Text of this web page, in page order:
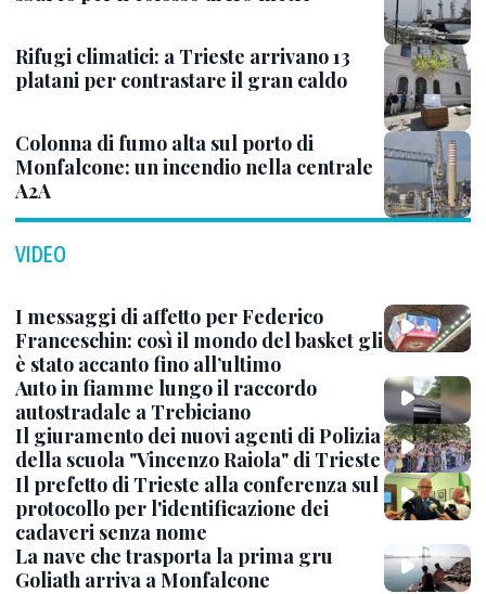
Rifugi climatici: a Trieste arrivano 13
platani per contrastare il gran caldo
Colonna di fumo alta sul porto di
Monfalcone: un incendio nella centrale
A2A
VIDEO
I messaggi di affetto per Federico
Franceschin: così il mondo del basket gli
è stato accanto fino all’ultimo
Auto in fiamme lungo il raccordo
autostradale a Trebiciano
Il giuramento dei nuovi agenti di Polizia
della scuola "Vincenzo Raiola" di Trieste
Il prefetto di Trieste alla conferenza sul
protocollo per l'identificazione dei
cadaveri senza nome
La nave che trasporta la prima gru
Goliath arriva a Monfalcone